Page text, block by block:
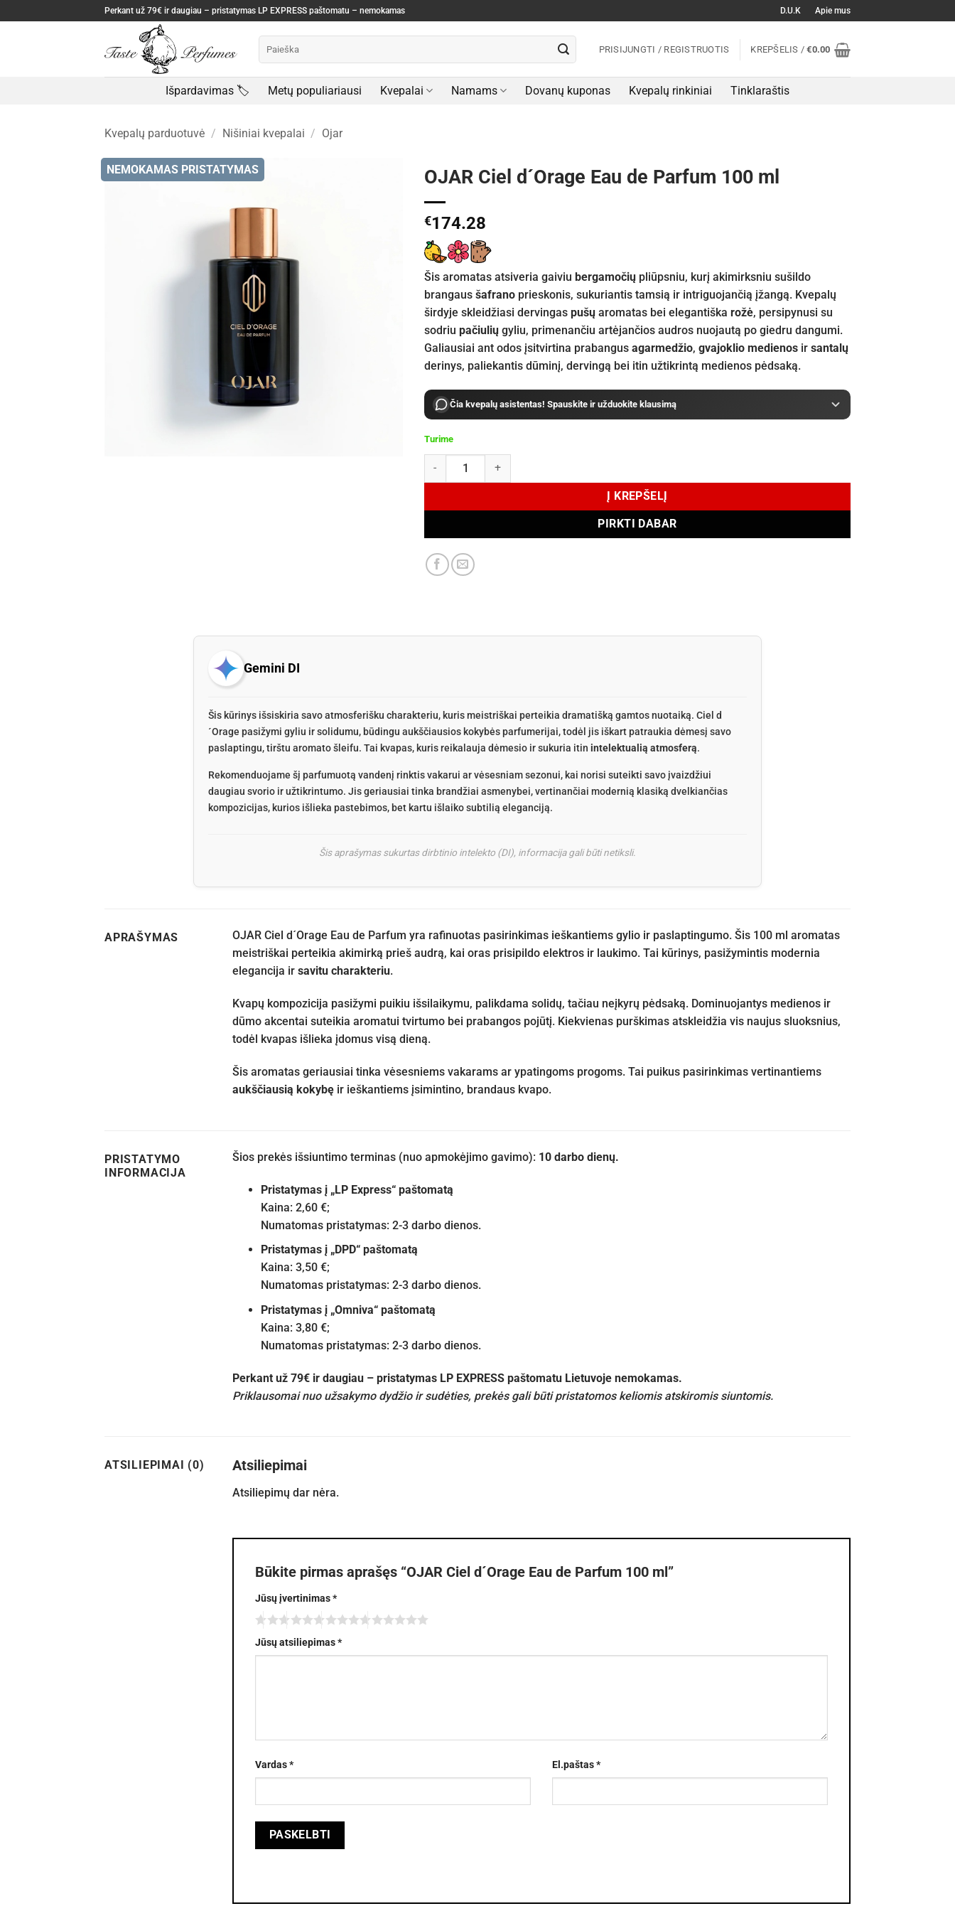
to
Perkant už 79€ ir daugiau – pristatymas LP EXPRESS paštomatu – nemokamas D.U.K Apie mus
PRISIJUNGTI / REGISTRUOTIS KREPŠELIS /€0.00
Išpardavimas 🏷️ Metų populiariausi Kvepalai Namams Dovanų kuponas Kvepalų rinkiniai Tinklaraštis
Kvepalų parduotuvė / Nišiniai kvepalai / Ojar
NEMOKAMAS PRISTATYMAS OJAR Ciel d´Orage Eau de Parfum 100 ml
€174.28
Šis aromatas atsiveria gaiviu bergamočių pliūpsniu, kurį akimirksniu sušildo
brangaus šafrano prieskonis, sukuriantis tamsią ir intriguojančią įžangą. Kvepalų
širdyje skleidžiasi dervingas pušų aromatas bei elegantiška rožė, persipynusi su
sodriu pačiulių gyliu, primenančiu artėjančios audros nuojautą po giedru dangumi.
Galiausiai ant odos įsitvirtina prabangus agarmedžio, gvajoklio medienos ir santalų
derinys, paliekantis dūminį, dervingą bei itin užtikrintą medienos pėdsaką.
Čia kvepalų asistentas! Spauskite ir užduokite klausimą
Turime
produkto kiekis: OJAR Ciel d´Orage Eau de Parfum 100 ml
Į KREPŠELĮ
PIRKTI DABAR
Gemini DI
Šis kūrinys išsiskiria savo atmosferišku charakteriu, kuris meistriškai perteikia dramatišką gamtos nuotaiką. Ciel d
´Orage pasižymi gyliu ir solidumu, būdingu aukščiausios kokybės parfumerijai, todėl jis iškart patraukia dėmesį savo
paslaptingu, tirštu aromato šleifu. Tai kvapas, kuris reikalauja dėmesio ir sukuria itin intelektualią atmosferą.
Rekomenduojame šį parfumuotą vandenį rinktis vakarui ar vėsesniam sezonui, kai norisi suteikti savo įvaizdžiui
daugiau svorio ir užtikrintumo. Jis geriausiai tinka brandžiai asmenybei, vertinančiai modernią klasiką dvelkiančias
kompozicijas, kurios išlieka pastebimos, bet kartu išlaiko subtilią eleganciją.
Šis aprašymas sukurtas dirbtinio intelekto (DI), informacija gali būti netiksli.
APRAŠYMAS
OJAR Ciel d´Orage Eau de Parfum yra rafinuotas pasirinkimas ieškantiems gylio ir paslaptingumo. Šis 100 ml aromatas
meistriškai perteikia akimirką prieš audrą, kai oras prisipildo elektros ir laukimo. Tai kūrinys, pasižymintis modernia
elegancija ir savitu charakteriu.
Kvapų kompozicija pasižymi puikiu išsilaikymu, palikdama solidų, tačiau neįkyrų pėdsaką. Dominuojantys medienos ir
dūmo akcentai suteikia aromatui tvirtumo bei prabangos pojūtį. Kiekvienas purškimas atskleidžia vis naujus sluoksnius,
todėl kvapas išlieka įdomus visą dieną.
Šis aromatas geriausiai tinka vėsesniems vakarams ar ypatingoms progoms. Tai puikus pasirinkimas vertinantiems
aukščiausią kokybę ir ieškantiems įsimintino, brandaus kvapo.
PRISTATYMO
INFORMACIJA
Šios prekės išsiuntimo terminas (nuo apmokėjimo gavimo): 10 darbo dienų.
Pristatymas į „LP Express“ paštomatą
Kaina: 2,60 €;
Numatomas pristatymas: 2-3 darbo dienos.
Pristatymas į „DPD“ paštomatą
Kaina: 3,50 €;
Numatomas pristatymas: 2-3 darbo dienos.
Pristatymas į „Omniva“ paštomatą
Kaina: 3,80 €;
Numatomas pristatymas: 2-3 darbo dienos.
Perkant už 79€ ir daugiau – pristatymas LP EXPRESS paštomatu Lietuvoje nemokamas.
Priklausomai nuo užsakymo dydžio ir sudėties, prekės gali būti pristatomos keliomis atskiromis siuntomis.
ATSILIEPIMAI (0) Atsiliepimai
Atsiliepimų dar nėra.
Būkite pirmas aprašęs “OJAR Ciel d´Orage Eau de Parfum 100 ml”
Jūsų įvertinimas*
Jūsų atsiliepimas*
Vardas* El.paštas*